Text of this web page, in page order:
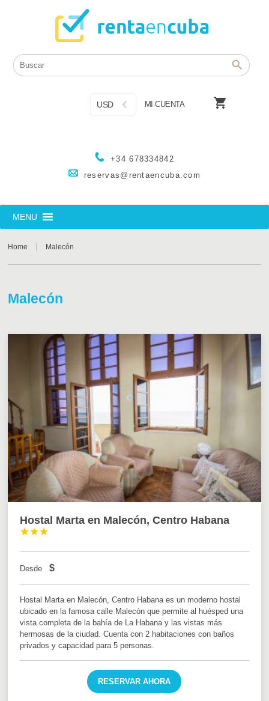
+34 678334842
reservas@rentaencuba.com
USD MI CUENTA 
MENU
Home Malecón
Malecón
Hostal Marta en Malecón, Centro Habana



Desde $
Hostal Marta en Malecón, Centro Habana es un moderno hostal
ubicado en la famosa calle Malecón que permite al huésped una
vista completa de la bahía de La Habana y las vistas más
hermosas de la ciudad. Cuenta con 2 habitaciones con baños
privados y capacidad para 5 personas.
RESERVAR AHORA